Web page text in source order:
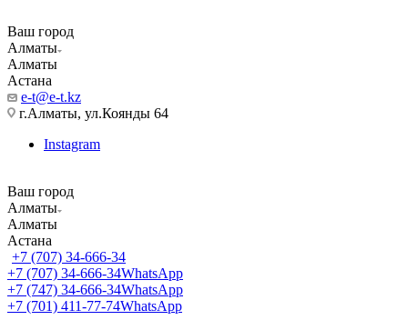
Ваш город
Алматы
Алматы
Астана
e-t@e-t.kz
г.Алматы, ул.Коянды 64
Instagram
Ваш город
Алматы
Алматы
Астана
+7 (707) 34-666-34
+7 (707) 34-666-34WhatsApp
+7 (747) 34-666-34WhatsApp
+7 (701) 411-77-74WhatsApp